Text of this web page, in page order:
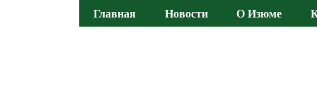
Главная Новости О Изюме